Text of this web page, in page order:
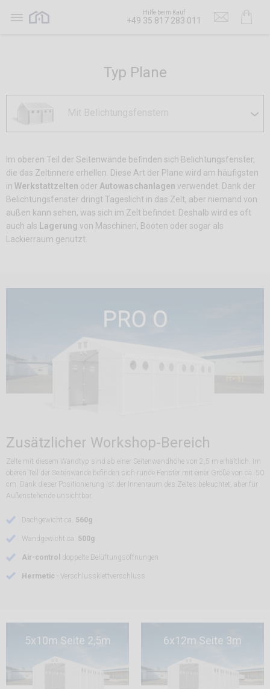
Hilfe beim Kauf
+49 35 817 283 011
Typ Plane
Im oberen Teil der Seitenwände befinden sich Belichtungsfenster,
die das Zeltinnere erhellen. Diese Art der Plane wird am häufigsten
in Werkstattzelten oder Autowaschanlagen verwendet. Dank der
Belichtungsfenster dringt Tageslicht in das Zelt, aber niemand von
außen kann sehen, was sich im Zelt befindet. Deshalb wird es oft
auch als Lagerung von Maschinen, Booten oder sogar als
Lackierraum genutzt.
Zusätzlicher Workshop-Bereich
Zelte mit diesem Wandtyp sind ab einer Seitenwandhöhe von 2,5 m erhältlich. Im
oberen Teil der Seitenwände befinden sich runde Fenster mit einer Größe von ca. 50
cm. Dank dieser Positionierung ist der Innenraum des Zeltes beleuchtet, aber für
Außenstehende unsichtbar.
Dachgewicht ca. 560g
Wandgewicht ca. 500g
Air-control doppelte Belüftungsöffnungen
Hermetic - Verschlussklettverschluss
5x10m Seite 2,5m 6x12m Seite 3m